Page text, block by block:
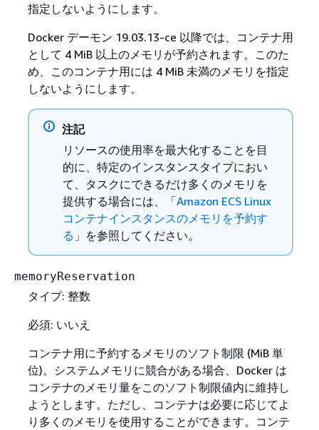
指定しないようにします。
Docker デーモン 19.03.13-ce 以降では、コンテナ用
として 4 MiB 以上のメモリが予約されます。このた
め、このコンテナ用には 4 MiB 未満のメモリを指定
しないようにします。
注記
リソースの使用率を最大化することを目
的に、特定のインスタンスタイプにおい
て、タスクにできるだけ多くのメモリを
提供する場合には、「Amazon ECS Linux
コンテナインスタンスのメモリを予約す
る 」を参照してください。
memoryReservation
タイプ: 整数
必須: いいえ
コンテナ用に予約するメモリのソフト制限 (MiB 単
位)。システムメモリに競合がある場合、Docker は
コンテナのメモリ量をこのソフト制限値内に維持し
ようとします。ただし、コンテナは必要に応じてよ
り多くのメモリを使用することができます。コンテ